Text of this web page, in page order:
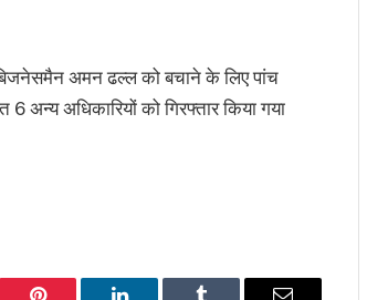
अमन ढल्ल को बचाने के लिए पांच
अधिकारियों को गिरफ्तार किया गया